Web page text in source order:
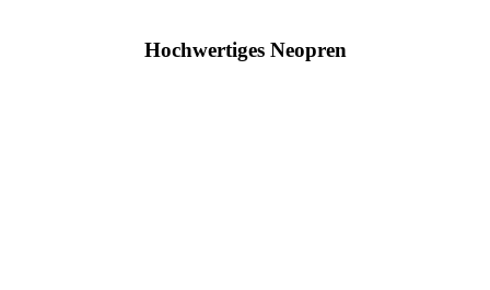
Hochwertiges Neopren